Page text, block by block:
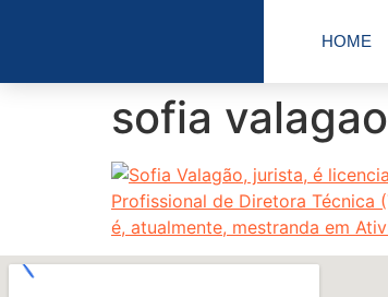
HOME
sofia valagao